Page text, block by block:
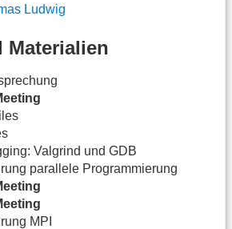
Ludwig
Materialien
Valgrind und GDB
parallele Programmierung
MPI